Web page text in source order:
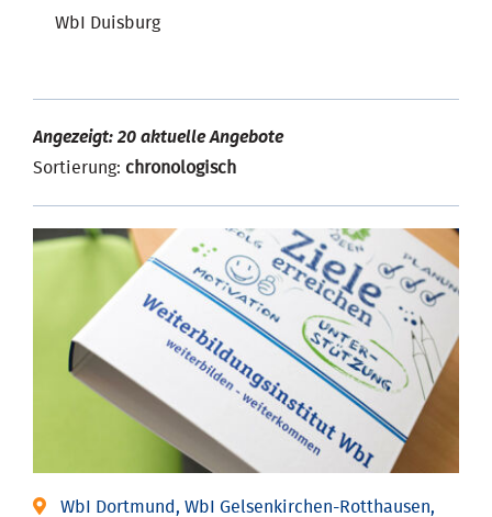
WbI Duisburg
Angezeigt: 20 aktuelle Angebote
Sortierung: chronologisch
WbI Dortmund, WbI Gelsenkirchen-Rotthausen,